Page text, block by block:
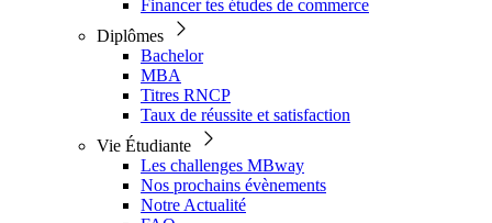
Financer tes études de commerce
Diplômes
Bachelor
MBA
Titres RNCP
Taux de réussite et satisfaction
Vie Étudiante
Les challenges MBway
Nos prochains évènements
Notre Actualité